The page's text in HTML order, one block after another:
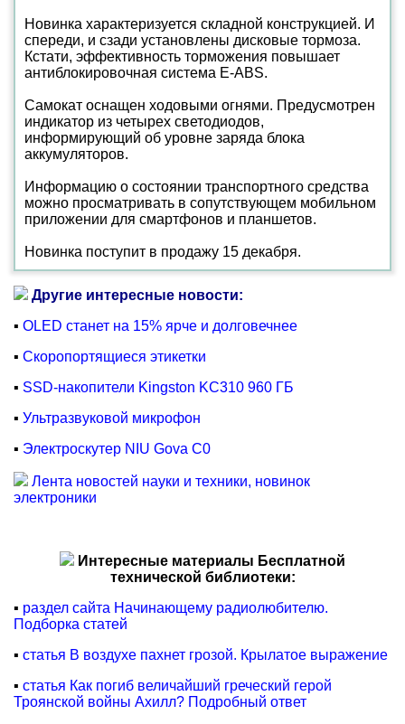
Новинка характеризуется складной конструкцией. И
спереди, и сзади установлены дисковые тормоза.
Кстати, эффективность торможения повышает
антиблокировочная система E-ABS.
Самокат оснащен ходовыми огнями. Предусмотрен
индикатор из четырех светодиодов,
информирующий об уровне заряда блока
аккумуляторов.
Информацию о состоянии транспортного средства
можно просматривать в сопутствующем мобильном
приложении для смартфонов и планшетов.
Новинка поступит в продажу 15 декабря.
Другие интересные новости:
▪ OLED станет на 15% ярче и долговечнее
▪ Скоропортящиеся этикетки
▪ SSD-накопители Kingston KC310 960 ГБ
▪ Ультразвуковой микрофон
▪ Электроскутер NIU Gova C0
Лента новостей науки и техники, новинок
электроники
Интересные материалы Бесплатной
технической библиотеки:
▪ раздел сайта Начинающему радиолюбителю.
Подборка статей
▪ статья В воздухе пахнет грозой. Крылатое выражение
▪ статья Как погиб величайший греческий герой
Троянской войны Ахилл? Подробный ответ